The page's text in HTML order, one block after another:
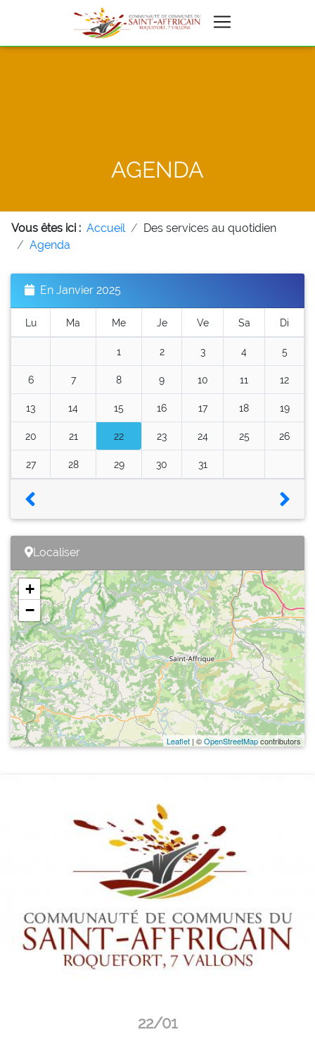
AGENDA
Vous êtes ici : Accueil
Des services au quotidien
Agenda
En Janvier 2025
Lu Ma Me Je Ve Sa Di
1 2 3 4 5
6 7 8 9 10 11 12
13 14 15 16 17 18 19
20 21 22 23 24 25 26
27 28 29 30 31
Localiser
+
−
Leaflet | ©OpenStreetMapcontributors
22/01